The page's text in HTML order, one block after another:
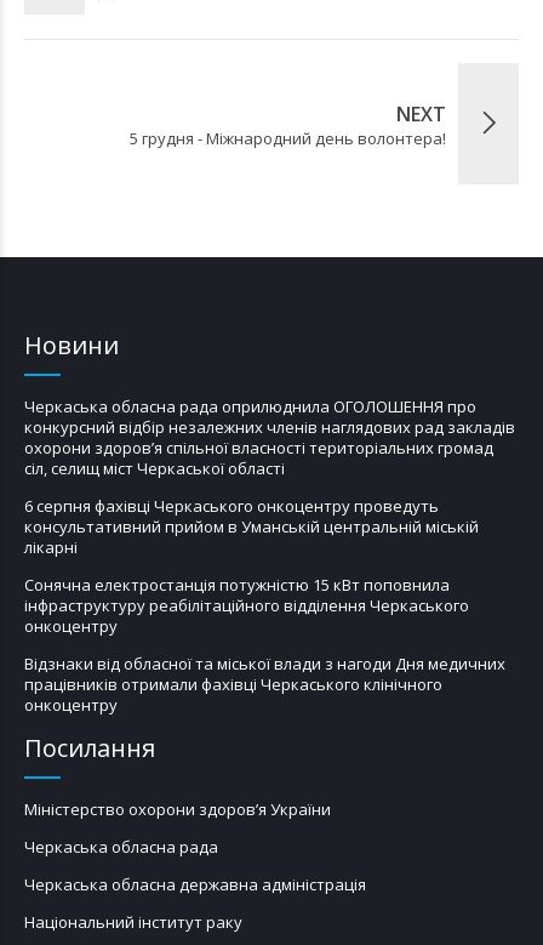
NEXT
5 грудня - Міжнародний день волонтера!
Новини
Черкаська обласна рада оприлюднила ОГОЛОШЕННЯ про
конкурсний відбір незалежних членів наглядових рад закладів
охорони здоров’я спільної власності територіальних громад
сіл, селищ міст Черкаської області
6 серпня фахівці Черкаського онкоцентру проведуть
консультативний прийом в Уманській центральній міській
лікарні
Сонячна електростанція потужністю 15 кВт поповнила
інфраструктуру реабілітаційного відділення Черкаського
онкоцентру
Відзнаки від обласної та міської влади з нагоди Дня медичних
працівників отримали фахівці Черкаського клінічного
онкоцентру
Посилання
Міністерство охорони здоров’я України
Черкаська обласна рада
Черкаська обласна державна адміністрація
Національний інститут раку